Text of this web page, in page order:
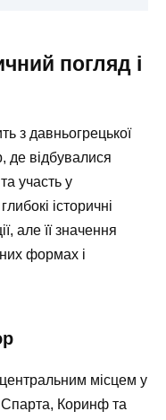
погляд і
з давньогрецької
де відбувалися
участь у
історичні
але її значення
формах і
місцем у
Спарта, Коринф та